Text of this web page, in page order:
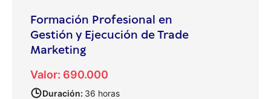
Formación Profesional en
Gestión y Ejecución de Trade
Marketing
Valor: 690.000
Duración: 36 horas